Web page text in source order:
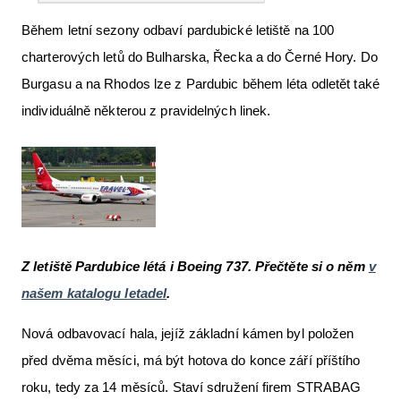
Během letní sezony odbaví pardubické letiště na 100
charterových letů do Bulharska, Řecka a do Černé Hory. Do
Burgasu a na Rhodos lze z Pardubic během léta odletět také
individuálně některou z pravidelných linek.
Z letiště Pardubice létá i Boeing 737. Přečtěte si o něm v
našem katalogu letadel.
Nová odbavovací hala, jejíž základní kámen byl položen
před dvěma měsíci, má být hotova do konce září příštího
roku, tedy za 14 měsíců. Staví sdružení firem STRABAG